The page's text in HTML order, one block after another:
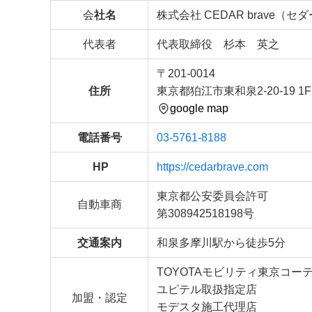
会社名 株式会社 CEDAR brave（セダ
代表者 代表取締役 杉本 英之
住所
〒201-0014
東京都狛江市東和泉2-20-19 1F
google map
電話番号 03-5761-8188
HP https://cedarbrave.com
自動車商
東京都公安委員会許可
第308942518198号
交通案内 和泉多摩川駅から徒歩5分
加盟・認定
TOYOTAモビリティ東京コー
ユピテル取扱指定店
モデスタ施工代理店